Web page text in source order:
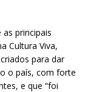
principais
Cultura Viva,
para dar
o país, com forte
e que “foi